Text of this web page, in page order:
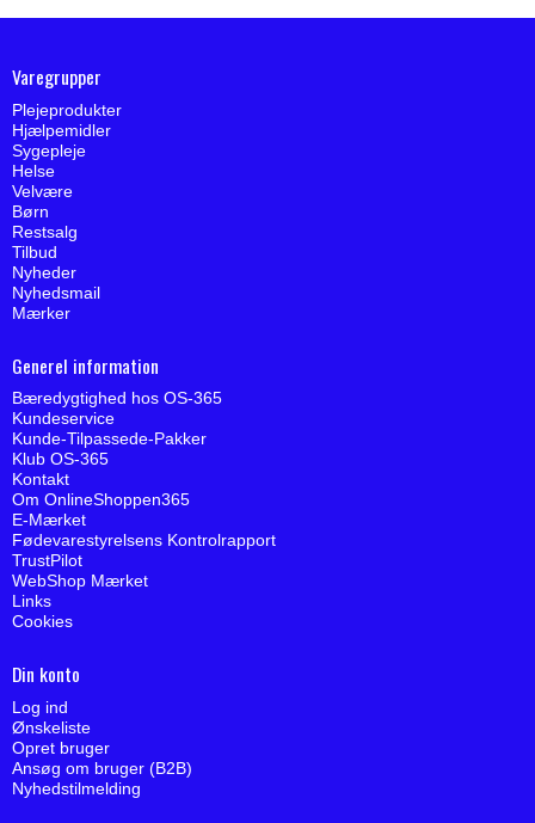
Varegrupper
Plejeprodukter
Hjælpemidler
Sygepleje
Helse
Velvære
Børn
Restsalg
Tilbud
Nyheder
Nyhedsmail
Mærker
Generel information
Bæredygtighed hos OS-365
Kundeservice
Kunde-Tilpassede-Pakker
Klub OS-365
Kontakt
Om OnlineShoppen365
E-Mærket
Fødevarestyrelsens Kontrolrapport
TrustPilot
WebShop Mærket
Links
Cookies
Din konto
Log ind
Ønskeliste
Opret bruger
Ansøg om bruger (B2B)
Nyhedstilmelding